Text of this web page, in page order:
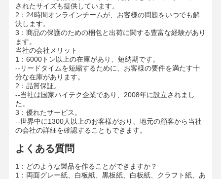
工場見学 品質管理 お問い合わせ ニュース
事件 ブログ
灰色のボール紙
複式アパート板
オフセット ペーパー
梱包 /
パレット全体を防水フィルムで包み、ペーパー
コーナープロテクターで保護し、2本のスチー
出荷
/ 海上/航空
されたサイズも提供しています。
2：24時間オンラインチームが、お客様の問題をいつでも解
決します。
3：商品の保護のための梱包と出荷に関する豊富な経験があり
ます。
当社の会社メリット
1：6000トン以上の在庫があり、短納期です。
--リードタイムを短縮するために、お客様の要件を満たす十
分な在庫があります。
2：品質保証。
--当社は国家ハイテク企業であり、2008年に設立されまし
た。
3：優れたサービス。
--世界中に1300人以上のお客様がおり、地元の顧客から当社
の会社の詳細を確認することもできます。
よくある質問
1：どのような製品を作ることができますか？
1：両面グレー紙、白板紙、黒板紙、白板紙、クラフト紙、あ